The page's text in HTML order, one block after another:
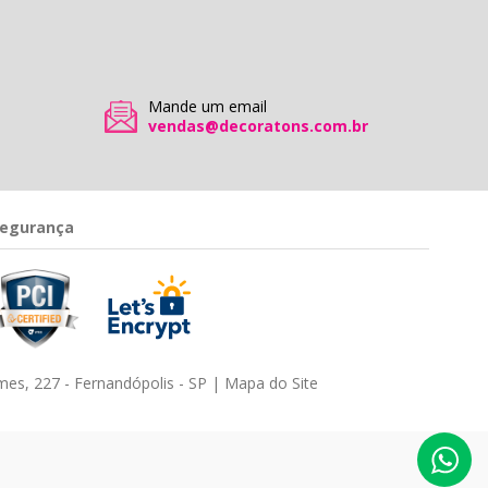
Mande um email
vendas@decoratons.com.br
227 - Fernandópolis - SP | Mapa do Site